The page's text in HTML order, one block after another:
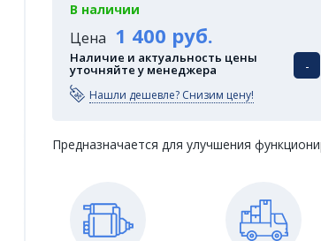
В наличии
Цена 1 400 руб.
Наличие и актуальность цены
уточняйте у менеджера
Нашли дешевле? Снизим цену!
-
Предназначается для улучшения